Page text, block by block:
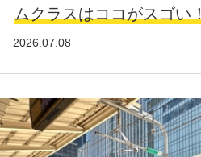
ムクラスはココがスゴい！
2026.07.08